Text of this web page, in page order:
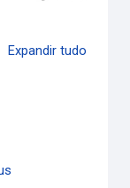
Expandir tudo